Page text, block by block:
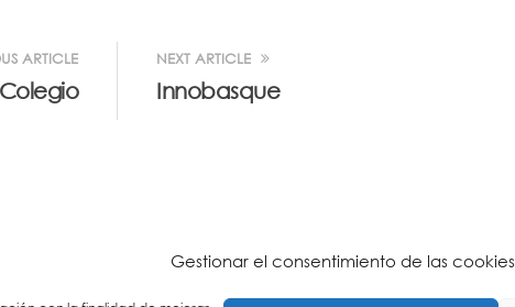
Gestionar el consentimiento de las cookies
ARTICLE NEXT ARTICLE
Innobasque